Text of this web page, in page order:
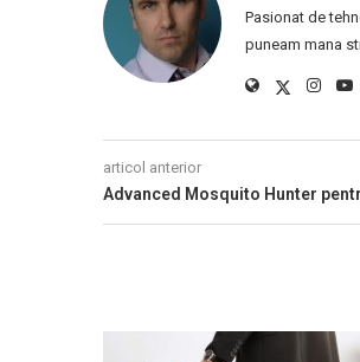
Pasionat de
puneam mana
articol anterior
Advanced Mosquito Hunter